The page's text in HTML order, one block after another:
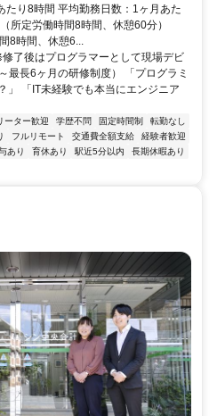
たり8時間 平均勤務日数：1ヶ月あた
所定労働時間8時間、休憩60分）
時間、休憩6...
了後はプログラマーとして現場デビ
最長6ヶ月の研修制度） 「プログラミ
」 「IT未経験でも本当にエンジニア
ーター歓迎 学歴不問 固定時間制
転勤なし
フルリモート 交通費全額支給
経験者歓迎
あり 育休あり 駅近5分以内
長期休暇あり